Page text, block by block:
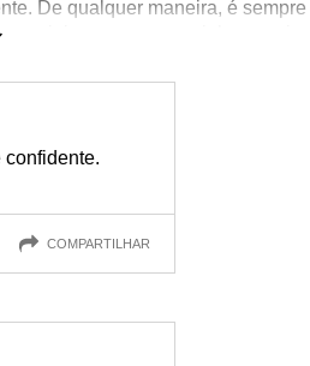
De qualquer maneira, é
sociais como um caminho a mais
homem importante para você e
legendas para fotos com o
confidente.
COMPARTILHAR